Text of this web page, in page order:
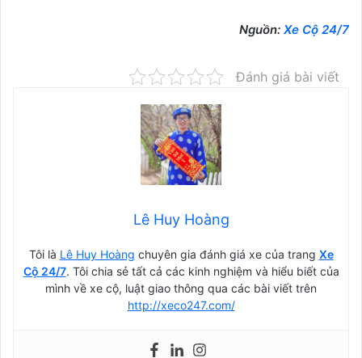
Nguồn: Xe Cộ 24/7
Đánh giá bài viết
Lê Huy Hoàng
Tôi là Lê Huy Hoàng chuyên gia đánh giá xe của trang Xe
Cộ 24/7. Tôi chia sẻ tất cả các kinh nghiệm và hiểu biết của
mình về xe cộ, luật giao thông qua các bài viết trên
http://xeco247.com/